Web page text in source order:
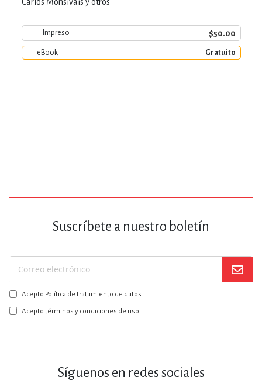
Impreso $50.00
eBook Gratuito
Suscríbete a nuestro boletín
Suscríbase
a
nuestro
boletín:
Acepto Política de tratamiento de datos
Acepto términos y condiciones de uso
Síguenos en redes sociales